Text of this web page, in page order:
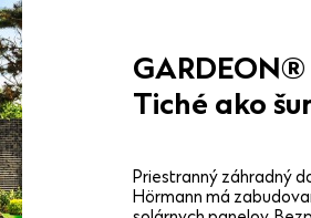
Tiché ako
Priestranný záhradný
Hörmann má